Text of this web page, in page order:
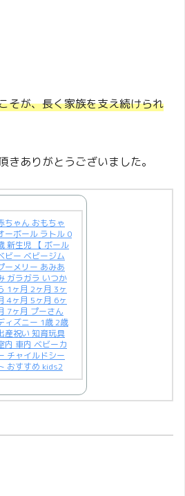
そが、長く家族を支え続けられ
きありがとうございました。
ちゃん おもちゃ
ーボール ラトル 0
新生児 【 ボール
ビー ベビージム
ーメリー あみあ
ガラガラ いつか
1ヶ月 2ヶ月 3ヶ
4ヶ月 5ヶ月 6ヶ
7ヶ月 プーさん
ィズニー 1歳 2歳
産祝い 知育玩具
内 車内 ベビーカ
チャイルドシー
おすすめ kids2